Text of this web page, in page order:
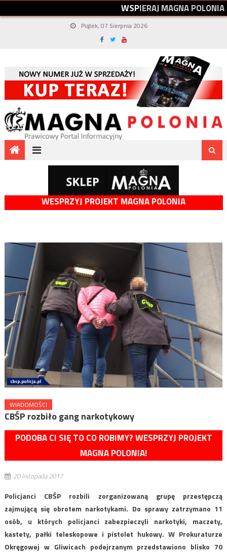
WSPIERAJMAGNAPOLONIA
Piątek, 07 Sierpnia 2026
WESPRZYJ PROJEKT MAGNA POLONIA
WIADOMOŚCI
CBŚP rozbiło gang narkotykowy
PODOBA CI SIĘ TO CO ROBIMY? WESPRZYJ PROJEKT
MAGNA POLONIA!
20 listopada 2017
Policjanci CBŚP rozbili zorganizowaną grupę przestępczą
zajmującą się obrotem narkotykami. Do sprawy zatrzymano 11
osób, u których policjanci zabezpieczyli narkotyki, maczety,
kastety, pałki teleskopowe i pistolet hukowy. W Prokuraturze
Okręgowej w Gliwicach podejrzanym przedstawiono blisko 70